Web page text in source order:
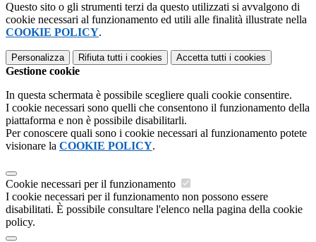
Questo sito o gli strumenti terzi da questo utilizzati si avvalgono di
cookie necessari al funzionamento ed utili alle finalità illustrate nella
COOKIE POLICY.
Personalizza Rifiuta tutti i cookies Accetta tutti i cookies
Gestione cookie
In questa schermata è possibile scegliere quali cookie consentire.
I cookie necessari sono quelli che consentono il funzionamento della
piattaforma e non è possibile disabilitarli.
Per conoscere quali sono i cookie necessari al funzionamento potete
visionare la COOKIE POLICY.
Cookie necessari per il funzionamento
I cookie necessari per il funzionamento non possono essere
disabilitati. È possibile consultare l'elenco nella pagina della cookie
policy.